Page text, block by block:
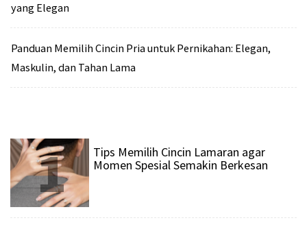
yang Elegan
Panduan Memilih Cincin Pria untuk Pernikahan: Elegan,
Maskulin, dan Tahan Lama
1
Tips Memilih Cincin Lamaran agar
Momen Spesial Semakin Berkesan